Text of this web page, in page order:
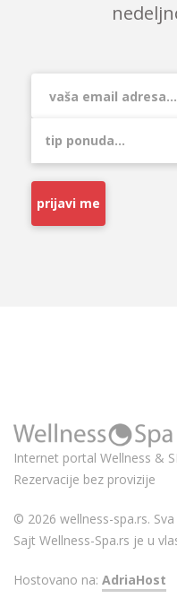
prijavi me
Internet portal Wellness &
Rezervacije bez provizije
© 2026 wellness-spa.rs.
Sajt Wellness-Spa.rs je u
Hostovano na: AdriaHost